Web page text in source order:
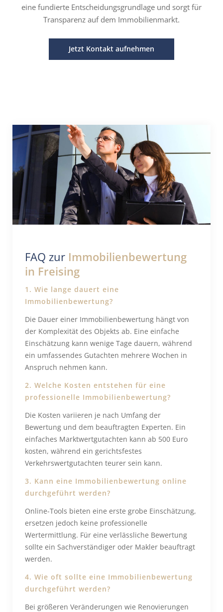
eine fundierte Entscheidungsgrundlage und sorgt für
Transparenz auf dem Immobilienmarkt.
Jetzt Kontakt aufnehmen
FAQ zur Immobilienbewertung
in Freising
1. Wie lange dauert eine
Immobilienbewertung?
Die Dauer einer Immobilienbewertung hängt von
der Komplexität des Objekts ab. Eine einfache
Einschätzung kann wenige Tage dauern, während
ein umfassendes Gutachten mehrere Wochen in
Anspruch nehmen kann.
2. Welche Kosten entstehen für eine
professionelle Immobilienbewertung?
Die Kosten variieren je nach Umfang der
Bewertung und dem beauftragten Experten. Ein
einfaches Marktwertgutachten kann ab 500 Euro
kosten, während ein gerichtsfestes
Verkehrswertgutachten teurer sein kann.
3. Kann eine Immobilienbewertung online
durchgeführt werden?
Online-Tools bieten eine erste grobe Einschätzung,
ersetzen jedoch keine professionelle
Wertermittlung. Für eine verlässliche Bewertung
sollte ein Sachverständiger oder Makler beauftragt
werden.
4. Wie oft sollte eine Immobilienbewertung
durchgeführt werden?
Bei größeren Veränderungen wie Renovierungen